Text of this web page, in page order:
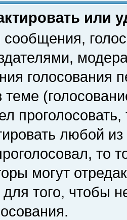
или
голосования
любой
то
могут
того, чтобы